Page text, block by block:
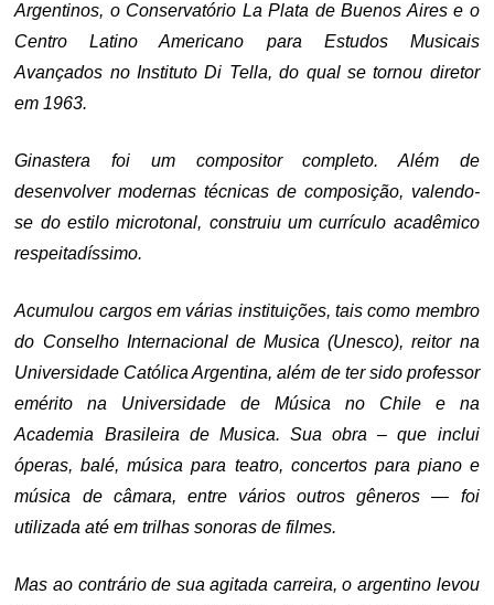
Argentinos, o Conservatório La Plata de Buenos Aires e o
Centro Latino Americano para Estudos Musicais
Avançados no Instituto Di Tella, do qual se tornou diretor
em 1963.
Ginastera foi um compositor completo. Além de
desenvolver modernas técnicas de composição, valendo-
se do estilo microtonal, construiu um currículo acadêmico
respeitadíssimo.
Acumulou cargos em várias instituições, tais como membro
do Conselho Internacional de Musica (Unesco), reitor na
Universidade Católica Argentina, além de ter sido professor
emérito na Universidade de Música no Chile e na
Academia Brasileira de Musica. Sua obra – que inclui
óperas, balé, música para teatro, concertos para piano e
música de câmara, entre vários outros gêneros — foi
utilizada até em trilhas sonoras de filmes.
Mas ao contrário de sua agitada carreira, o argentino levou